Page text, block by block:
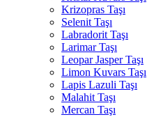
Krizopras Taşı
Selenit Taşı
Labradorit Taşı
Larimar Taşı
Leopar Jasper Taşı
Limon Kuvars Taşı
Lapis Lazuli Taşı
Malahit Taşı
Mercan Taşı